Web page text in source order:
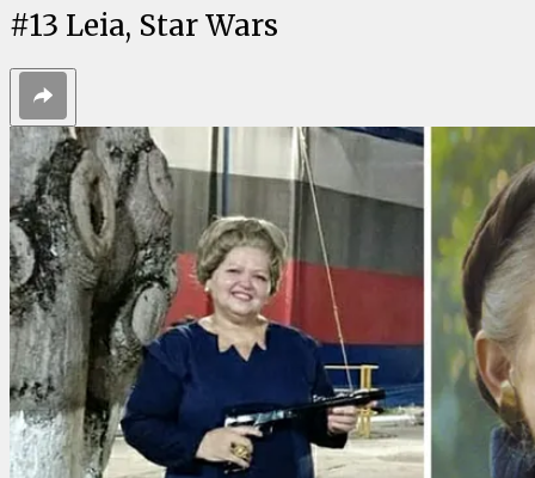
#13 Leia, Star Wars